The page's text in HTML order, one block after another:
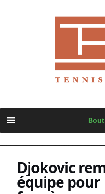
content
Djokovic
équipe